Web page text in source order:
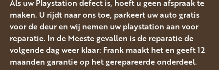
Als uw Playstation defect is, hoeft u geen afspraak te
maken. U rijdt naar ons toe, parkeert uw auto gratis
voor de deur en wij nemen uw playstation aan voor
reparatie. In de Meeste gevallen is de reparatie de
volgende dag weer klaar: Frank maakt het en geeft 12
maanden garantie op het gerepareerde onderdeel.